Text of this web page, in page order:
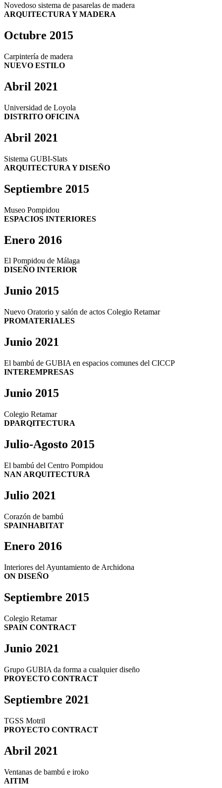
Novedoso sistema de pasarelas de madera
ARQUITECTURA Y MADERA
Octubre 2015
Carpintería de madera
NUEVO ESTILO
Abril 2021
Universidad de Loyola
DISTRITO OFICINA
Abril 2021
Sistema GUBI-Slats
ARQUITECTURA Y DISEÑO
Septiembre 2015
Museo Pompidou
ESPACIOS INTERIORES
Enero 2016
El Pompidou de Málaga
DISEÑO INTERIOR
Junio 2015
Nuevo Oratorio y salón de actos Colegio Retamar
PROMATERIALES
Junio 2021
El bambú de GUBIA en espacios comunes del CICCP
INTEREMPRESAS
Junio 2015
Colegio Retamar
DPARQITECTURA
Julio-Agosto 2015
El bambú del Centro Pompidou
NAN ARQUITECTURA
Julio 2021
Corazón de bambú
SPAINHABITAT
Enero 2016
Interiores del Ayuntamiento de Archidona
ON DISEÑO
Septiembre 2015
Colegio Retamar
SPAIN CONTRACT
Junio 2021
Grupo GUBIA da forma a cualquier diseño
PROYECTO CONTRACT
Septiembre 2021
TGSS Motril
PROYECTO CONTRACT
Abril 2021
Ventanas de bambú e iroko
AITIM